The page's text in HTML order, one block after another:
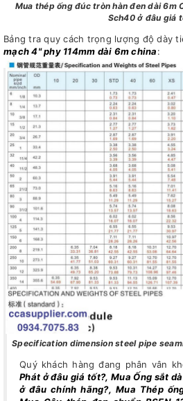
Mua thép ống đúc tròn hàn đen dài 6m
Sch40 ở đâu giá
Bảng tra quy cách trọng lượng độ dày
mạch 4" phy 114mm dài 6m china:
Specification dimension steel pipe
Quý khách hàng đang phân vân
Phát ở đâu giá tốt?, Mua Ống sắt
ở đâu chính hãng?, Mua Thép